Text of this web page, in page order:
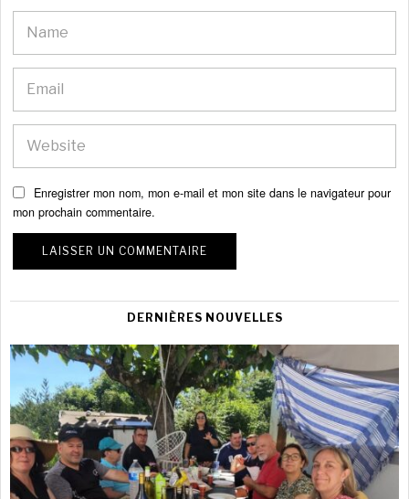
Enregistrer mon nom, mon e-mail et mon site dans le navigateur pour
mon prochain commentaire.
DERNIÈRES NOUVELLES